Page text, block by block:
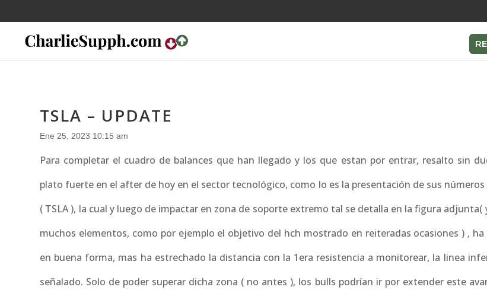
TSLA – UPDATE
Ene 25, 2023 10:15 am
Para completar el cuadro de balances que han llegado y los que estan por entrar, resalto sin
plato fuerte en el after de hoy en el sector tecnológico, como lo es la presentación de sus números
( TSLA ), la cual y luego de impactar en zona de soporte extremo tal se detalla en la figura
muchos elementos, como por ejemplo el objetivo del hch mostrado en reiteradas ocasiones ) ,
en buena forma, mas ha estrechado la distancia con la 1era resistencia a monitorear, la linea
señalado. Solo de poder superar dicha zona ( no antes ), los bulls podrían ir por extender este